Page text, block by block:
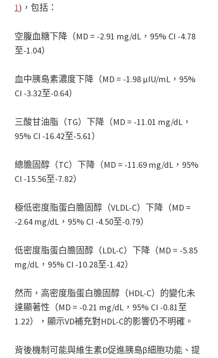
1)，包括：
空腹血糖下降（MD = -2.91 mg/dL，95% CI -4.78
至-1.04）
血中胰島素濃度下降（MD = -1.98 µIU/mL，95%
CI -3.32至-0.64）
三酸甘油脂（TG）下降（MD = -11.01 mg/dL，
95% CI -16.42至-5.61）
總膽固醇（TC）下降（MD = -11.69 mg/dL，95%
CI -15.56至-7.82）
極低密度脂蛋白膽固醇（VLDL-C）下降（MD =
-2.64 mg/dL，95% CI -4.50至-0.79）
低密度脂蛋白膽固醇（LDL-C）下降（MD = -5.85
mg/dL，95% CI -10.28至-1.42）
然而，高密度脂蛋白膽固醇（HDL-C）的變化未
達顯著性（MD = -0.21 mg/dL，95% CI -0.81至
1.22），顯示VD補充對HDL-C的影響仍不明確。
背後機制可能與維生素D促進胰島β細胞功能、提